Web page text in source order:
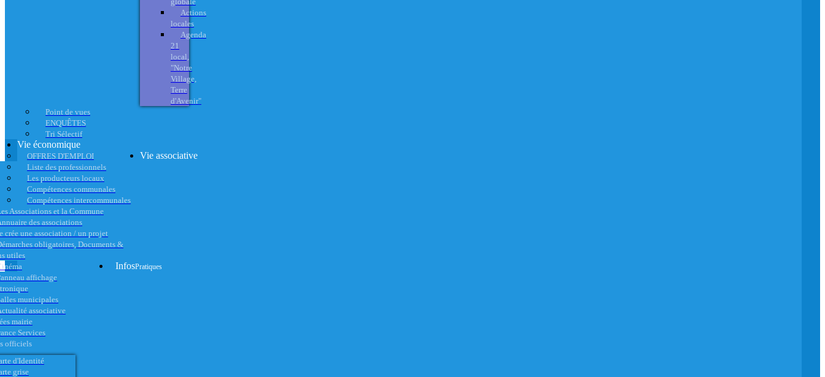
Actions
locales
Agenda
21
local,
"Notre
Village,
Terre
d'Avenir"
Point de vues
ENQUÊTES
Tri Sélectif
Vie économique
OFFRES D'EMPLOI
Liste des professionnels
Les producteurs locaux
Compétences communales
Compétences intercommunales
Vie associative
Associations et la Commune
des associations
crée une association / un projet
obligatoires, Documents &
utiles
affichage
municipales
associative
InfosPratiques
mairie
Services
officiels
d'Identité
grise